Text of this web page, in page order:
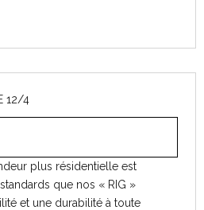
plus résidentielle est
que nos « RIG »
et une durabilité à toute